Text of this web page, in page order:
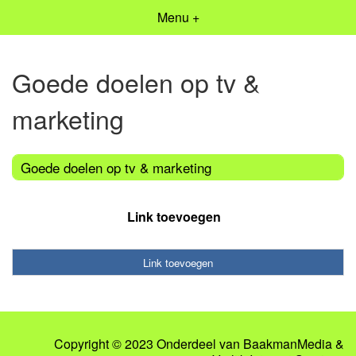
Menu +
Goede doelen op tv &
marketing
Goede doelen op tv & marketing
Link toevoegen
Link toevoegen
Copyright © 2023 Onderdeel van BaakmanMedia&